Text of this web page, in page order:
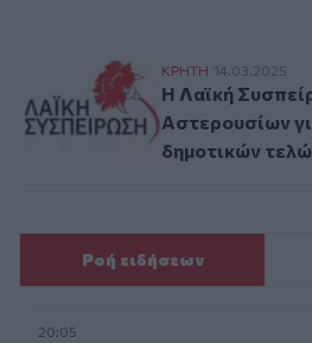
Η Λαϊκή
ΚΡΗΤΗ 14.03.2025
Η Λαϊκή
Αστερουσίων
δημοτικών
Ροή ειδήσεων
20:05